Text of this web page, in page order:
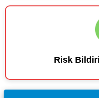
Risk